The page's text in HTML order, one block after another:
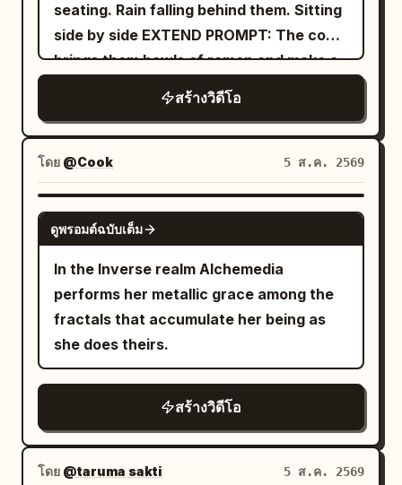
seating. Rain falling behind them. Sitting
side by side EXTEND PROMPT: The cook
brings them bowls of ramen and make a
สร้างวิดีโอ
โดย @Cook 5 ส.ค. 2569
GROK IMAGINE
ดูพรอมต์ฉบับเต็ม
In the Inverse realm Alchemedia
performs her metallic grace among the
fractals that accumulate her being as
she does theirs.
สร้างวิดีโอ
โดย @taruma sakti 5 ส.ค. 2569